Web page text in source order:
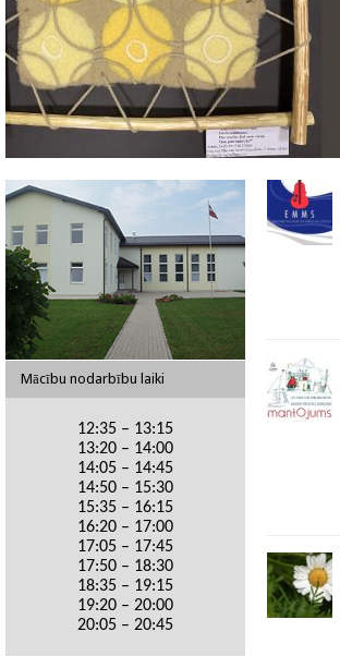
Mācību nodarbību laiki
12:35 – 13:15
13:20 – 14:00
14:05 – 14:45
14:50 – 15:30
15:35 – 16:15
16:20 – 17:00
17:05 – 17:45
17:50 – 18:30
18:35 – 19:15
19:20 – 20:00
20:05 – 20:45